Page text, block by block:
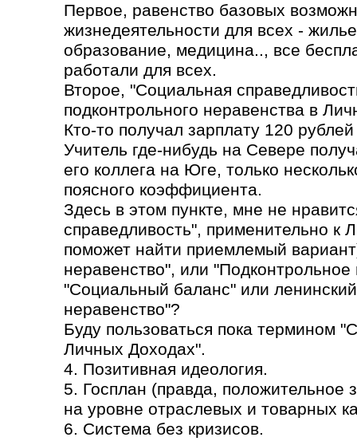
Первое, равенство базовых
жизнедеятельности для всех -
образование, медицина.., все
работали для всех.
Второе, "Социальная
подконтрольного неравенства в
Кто-то получал зарплату 120
Учитель где-нибудь на Севере
его коллега на Юге, только
поясного коэффициента.
Здесь в этом пункте, мне не
справедливость", применительно к
поможет найти приемлемый
неравенство", или
"Социальный баланс" или
неравенство"?
Буду пользоваться пока термином
Личных Доходах".
4. Позитивная идеология.
5. Госплан (правда, положительное
на уровне отраслевых и товарных
6. Система без кризисов.